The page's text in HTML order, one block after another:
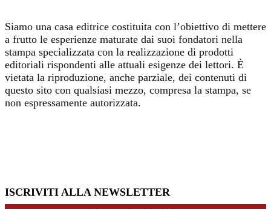
Siamo una casa editrice costituita con l’obiettivo di mettere
a frutto le esperienze maturate dai suoi fondatori nella
stampa specializzata con la realizzazione di prodotti
editoriali rispondenti alle attuali esigenze dei lettori. È
vietata la riproduzione, anche parziale, dei contenuti di
questo sito con qualsiasi mezzo, compresa la stampa, se
non espressamente autorizzata.
ISCRIVITI ALLA NEWSLETTER